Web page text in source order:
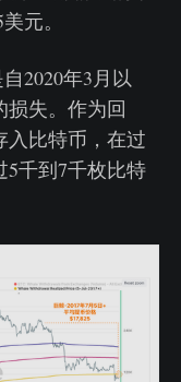
元。
2020年3月以
损失。作为回
入比特币，在过
千到7千枚比特